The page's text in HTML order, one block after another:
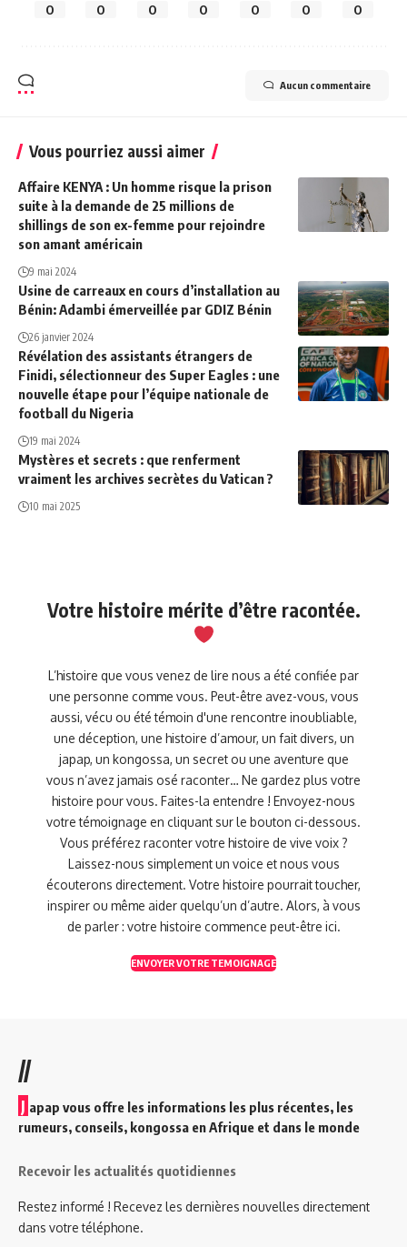
0 0 0 0 0 0 0
Aucun commentaire
Vous pourriez aussi aimer
Affaire KENYA : Un homme risque la prison
suite à la demande de 25 millions de
shillings de son ex-femme pour rejoindre
son amant américain
9 mai 2024
Usine de carreaux en cours d’installation au
Bénin: Adambi émerveillée par GDIZ Bénin
26 janvier 2024
Révélation des assistants étrangers de
Finidi, sélectionneur des Super Eagles : une
nouvelle étape pour l’équipe nationale de
football du Nigeria
19 mai 2024
Mystères et secrets : que renferment
vraiment les archives secrètes du Vatican ?
10 mai 2025
Votre histoire mérite d’être racontée.
L’histoire que vous venez de lire nous a été confiée par
une personne comme vous. Peut-être avez-vous, vous
aussi, vécu ou été témoin d'une rencontre inoubliable,
une déception, une histoire d’amour, un fait divers, un
japap, un kongossa, un secret ou une aventure que
vous n’avez jamais osé raconter… Ne gardez plus votre
histoire pour vous. Faites-la entendre ! Envoyez-nous
votre témoignage en cliquant sur le bouton ci-dessous.
Vous préférez raconter votre histoire de vive voix ?
Laissez-nous simplement un voice et nous vous
écouterons directement. Votre histoire pourrait toucher,
inspirer ou même aider quelqu’un d’autre. Alors, à vous
de parler : votre histoire commence peut-être ici.
ENVOYER VOTRE TEMOIGNAGE
//
J apap vous offre les informations les plus récentes, les
rumeurs, conseils, kongossa en Afrique et dans le monde
Recevoir les actualités quotidiennes
Restez informé ! Recevez les dernières nouvelles directement
dans votre téléphone.